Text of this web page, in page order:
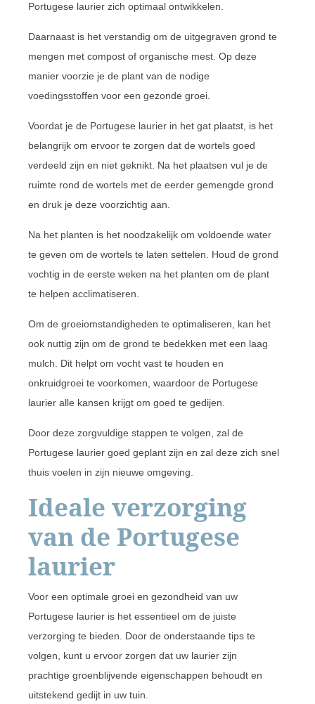
Portugese laurier zich optimaal ontwikkelen.
Daarnaast is het verstandig om de uitgegraven grond te
mengen met compost of organische mest. Op deze
manier voorzie je de plant van de nodige
voedingsstoffen voor een gezonde groei.
Voordat je de Portugese laurier in het gat plaatst, is het
belangrijk om ervoor te zorgen dat de wortels goed
verdeeld zijn en niet geknikt. Na het plaatsen vul je de
ruimte rond de wortels met de eerder gemengde grond
en druk je deze voorzichtig aan.
Na het planten is het noodzakelijk om voldoende water
te geven om de wortels te laten settelen. Houd de grond
vochtig in de eerste weken na het planten om de plant
te helpen acclimatiseren.
Om de groeiomstandigheden te optimaliseren, kan het
ook nuttig zijn om de grond te bedekken met een laag
mulch. Dit helpt om vocht vast te houden en
onkruidgroei te voorkomen, waardoor de Portugese
laurier alle kansen krijgt om goed te gedijen.
Door deze zorgvuldige stappen te volgen, zal de
Portugese laurier goed geplant zijn en zal deze zich snel
thuis voelen in zijn nieuwe omgeving.
Ideale verzorging
van de Portugese
laurier
Voor een optimale groei en gezondheid van uw
Portugese laurier is het essentieel om de juiste
verzorging te bieden. Door de onderstaande tips te
volgen, kunt u ervoor zorgen dat uw laurier zijn
prachtige groenblijvende eigenschappen behoudt en
uitstekend gedijt in uw tuin.